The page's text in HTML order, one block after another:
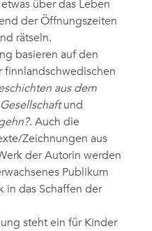
über das Leben
der Öffnungszeiten
rätseln.
basieren auf den
finnlandschwedischen
aus dem
und
. Auch die
Zeichnungen aus
der Autorin werden
Publikum
in das Schaffen der
steht ein für Kinder